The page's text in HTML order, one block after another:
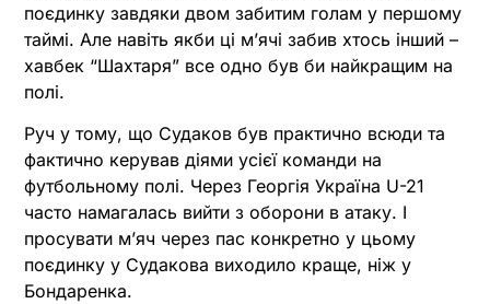
поєдинку завдяки двом забитим голам у першому
таймі. Але навіть якби ці м’ячі забив хтось інший –
хавбек “Шахтаря” все одно був би найкращим на
полі.
Руч у тому, що Судаков був практично всюди та
фактично керував діями усієї команди на
футбольному полі. Через Георгія Україна U-21
часто намагалась вийти з оборони в атаку. І
просувати м’яч через пас конкретно у цьому
поєдинку у Судакова виходило краще, ніж у
Бондаренка.